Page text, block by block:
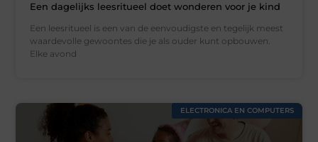
Een dagelijks leesritueel doet wonderen voor je kind
Een leesritueel is een van de eenvoudigste en tegelijk meest
waardevolle gewoontes die je als ouder kunt opbouwen.
Elke avond
ELECTRONICA EN COMPUTERS